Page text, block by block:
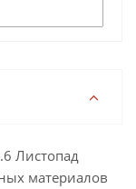
Листопад
материалов